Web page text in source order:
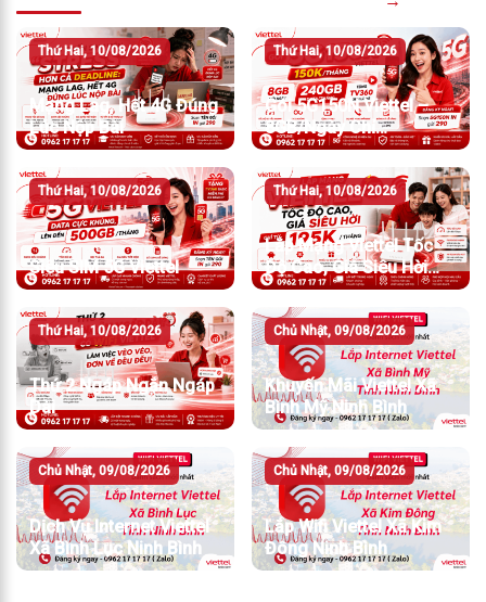
Thứ Hai, 10/08/2026
Mạng Lag, Hết 4G Đúng
Lúc Nộp Bài
Thứ Hai, 10/08/2026
Gói 5G150N Viettel –
8GB/Ngày Chỉ
150K/Tháng
Thứ Hai, 10/08/2026
Siêu SIM 5G Viettel
Thứ Hai, 10/08/2026
Lắp Mạng Viettel Tốc
Độ Cao, Giá Siêu Hời
Chỉ Từ 195K/Tháng
Thứ Hai, 10/08/2026
Thứ 2 Ngáp Ngắn Ngáp
Dài
Chủ Nhật, 09/08/2026
Khuyến Mãi Viettel Xã
Bình Mỹ Ninh Bình
Chủ Nhật, 09/08/2026
Dịch Vụ Internet Viettel
Xã Bình Lục Ninh Bình
Chủ Nhật, 09/08/2026
Lắp Wifi Viettel Xã Kim
Đông Ninh Bình